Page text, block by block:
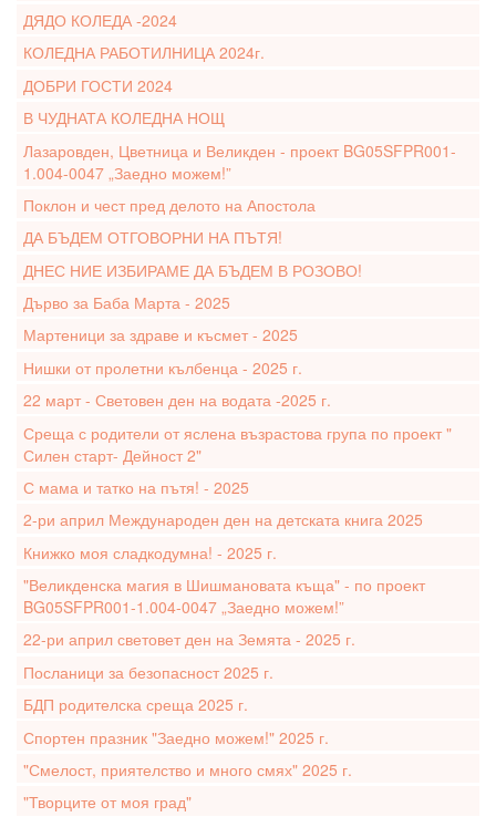
ДЯДО КОЛЕДА -2024
КОЛЕДНА РАБОТИЛНИЦА 2024г.
ДОБРИ ГОСТИ 2024
В ЧУДНАТА КОЛЕДНА НОЩ
Лазаровден, Цветница и Великден - проект BG05SFPR001-
1.004-0047 „Заедно можем!”
Поклон и чест пред делото на Апостола
ДА БЪДЕМ ОТГОВОРНИ НА ПЪТЯ!
ДНЕС НИЕ ИЗБИРАМЕ ДА БЪДЕМ В РОЗОВО!
Дърво за Баба Марта - 2025
Мартеници за здраве и късмет - 2025
Нишки от пролетни кълбенца - 2025 г.
22 март - Световен ден на водата -2025 г.
Среща с родители от яслена възрастова група по проект "
Силен старт- Дейност 2"
С мама и татко на пътя! - 2025
2-ри април Международен ден на детската книга 2025
Книжко моя сладкодумна! - 2025 г.
"Великденска магия в Шишмановата къща" - по проект
BG05SFPR001-1.004-0047 „Заедно можем!”
22-ри април световет ден на Земята - 2025 г.
Посланици за безопасност 2025 г.
БДП родителска среща 2025 г.
Спортен празник "Заедно можем!" 2025 г.
"Смелост, приятелство и много смях" 2025 г.
"Творците от моя град"